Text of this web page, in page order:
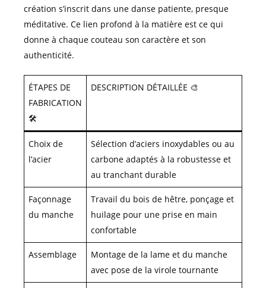
création s’inscrit dans une danse patiente, presque
méditative. Ce lien profond à la matière est ce qui
donne à chaque couteau son caractère et son
authenticité.
ÉTAPES DE
FABRICATION
🛠️
DESCRIPTION DÉTAILLÉE 🎨
Choix de
l’acier
Sélection d’aciers inoxydables ou au
carbone adaptés à la robustesse et
au tranchant durable
Façonnage
du manche
Travail du bois de hêtre, ponçage et
huilage pour une prise en main
confortable
Assemblage
Montage de la lame et du manche
avec pose de la virole tournante